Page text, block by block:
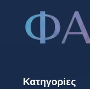
Κατηγορίες